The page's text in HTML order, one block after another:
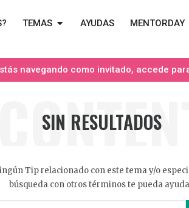
TEMAS AYUDAS MENTORDAY
navegando como invitado, accede
CONTENT
SIN RESULTADOS
Tip relacionado con este tema y/o
búsqueda con otros términos te pueda